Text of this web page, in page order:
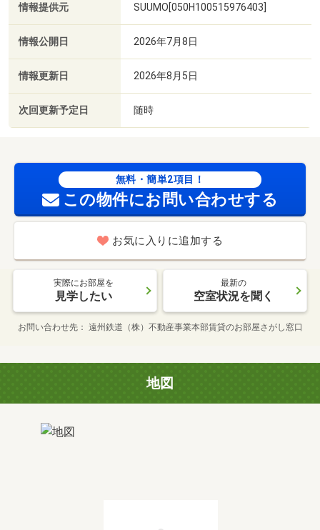
情報提供元 SUUMO[050H100515976403]
情報公開日 2026年7月8日
情報更新日 2026年8月5日
次回更新予定日 随時
無料・簡単2項目！
この物件にお問い合わせする
お気に入りに追加する
実際にお部屋を
見学したい
最新の
空室状況を聞く
お問い合わせ先 遠州鉄道（株）不動産事業本部賃貸のお部屋さがし窓口
地図